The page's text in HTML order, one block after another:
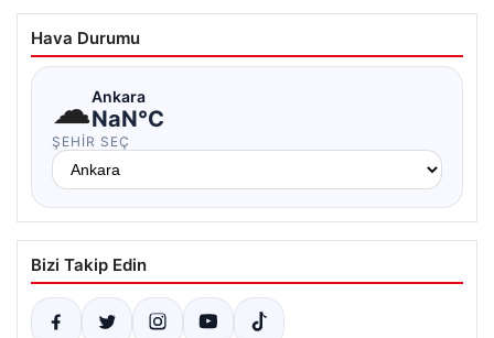
Hava Durumu
☁Ankara
NaN°C
ŞEHIR SEÇ
Bizi Takip Edin